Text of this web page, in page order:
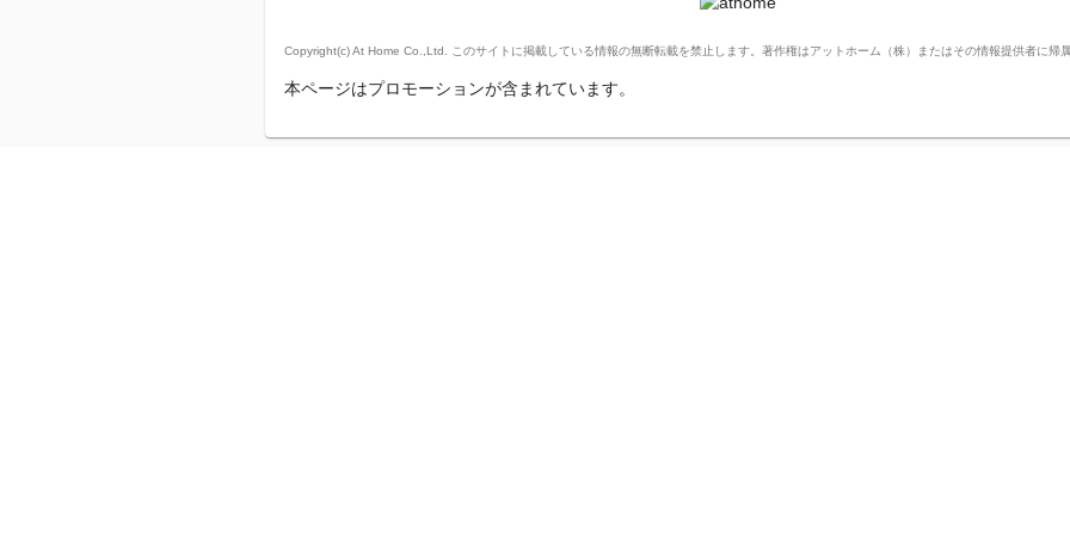
Copyright(c) At Home Co.,Ltd. このサイトに掲載している情報の無断転載を禁止します。著作権はアットホーム（株）またはその情報提供者に帰属
本ページはプロモーションが含まれています。